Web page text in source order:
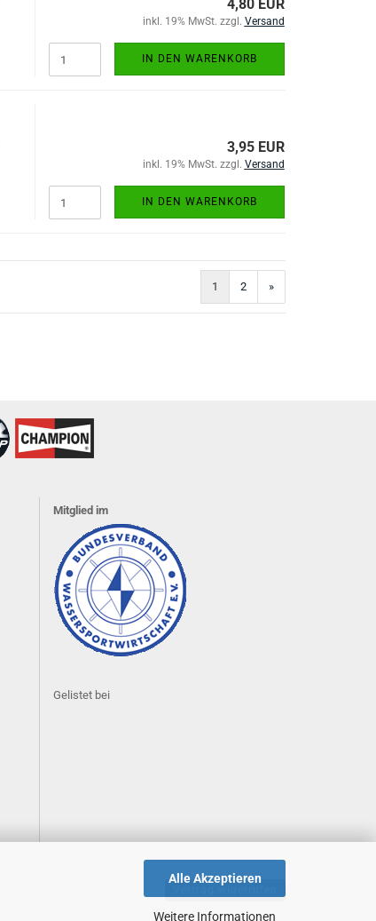
Alle Akzeptieren
Weitere Informationen
4,80 EUR
inkl. 19% MwSt. zzgl. Versand
IN DEN WARENKORB
3,95 EUR
inkl. 19% MwSt. zzgl. Versand
IN DEN WARENKORB
1 2 »
Mitglied im
Gelistet bei